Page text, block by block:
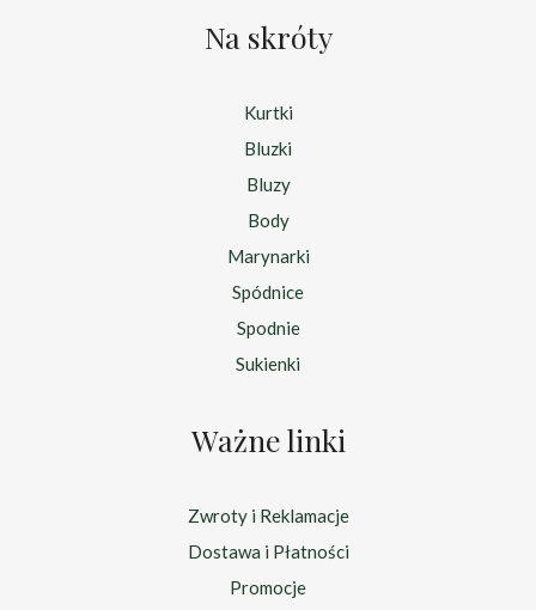
Na skróty
Kurtki
Bluzki
Bluzy
Body
Marynarki
Spódnice
Spodnie
Sukienki
Ważne linki
Zwroty i Reklamacje
Dostawa i Płatności
Promocje